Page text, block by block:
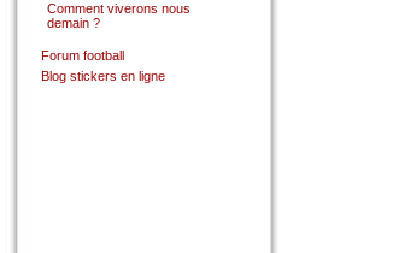
Comment viverons nous
demain ?
Forum football
Blog stickers en ligne